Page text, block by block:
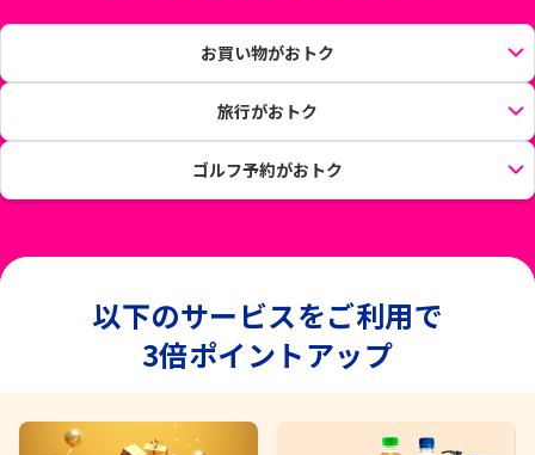
お買い物がおトク
旅行がおトク
ゴルフ予約がおトク
以下のサービスをご利用で
3倍ポイントアップ